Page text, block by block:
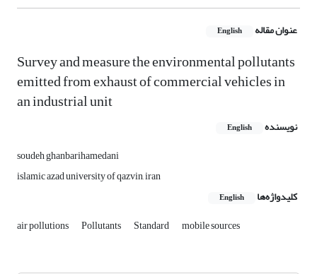
عنوان مقاله English
Survey and measure the environmental pollutants
emitted from exhaust of commercial vehicles in
an industrial unit
نویسنده English
soudeh ghanbarihamedani
islamic azad university of qazvin, iran
کلیدواژه‌ها
English
air pollutions Pollutants Standard mobile sources